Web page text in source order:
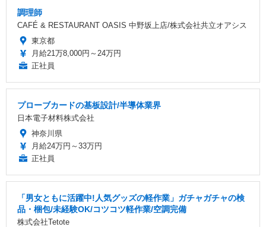
調理師
CAFÉ & RESTAURANT OASIS 中野坂上店/株式会社共立オアシス
東京都
月給21万8,000円～24万円
正社員
プローブカードの基板設計/半導体業界
日本電子材料株式会社
神奈川県
月給24万円～33万円
正社員
「男女ともに活躍中!人気グッズの軽作業」ガチャガチャの検
品・梱包/未経験OK/コツコツ軽作業/空調完備
株式会社Tetote